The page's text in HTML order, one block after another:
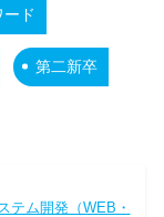
ド
第二新卒
テム開発（WEB・